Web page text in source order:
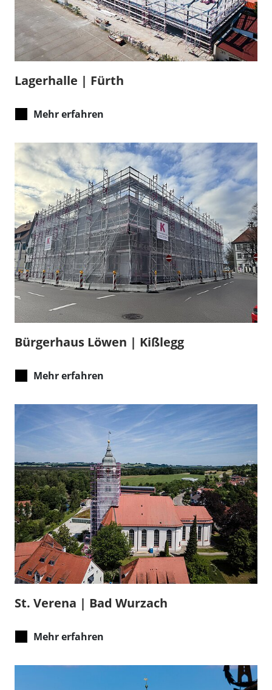
Lagerhalle | Fürth
Mehr erfahren
Bürgerhaus Löwen | Kißlegg
Mehr erfahren
St. Verena | Bad Wurzach
Mehr erfahren